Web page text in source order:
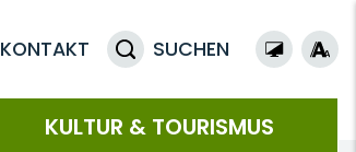
KONTAKT SUCHEN
KULTUR & TOURISMUS